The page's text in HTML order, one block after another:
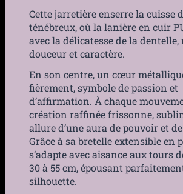
Cette jarretière enserre la cuisse
ténébreux, où la lanière en cuir
avec la délicatesse de la dentelle,
douceur et caractère.
En son centre, un cœur
fièrement, symbole de passion et
d’affirmation. À chaque
création raffinée frissonne,
allure d’une aura de pouvoir et
Grâce à sa bretelle extensible en
s’adapte avec aisance aux tours
30 à 55 cm, épousant
silhouette.